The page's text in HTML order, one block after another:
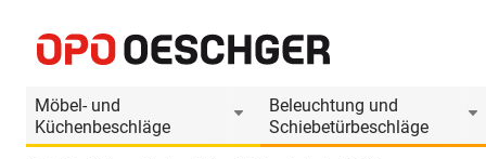
Möbel- und
Küchenbeschläge
Beleuchtung und
Schiebetürbeschläge